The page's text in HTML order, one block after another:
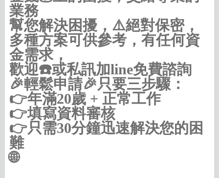
業務
幫您解決困擾，⚠️絕對保密，
多種方案可供參考，有任何資
金需求，
歡迎☎️或私訊加line免費諮詢
🎉輕鬆申請🎉只要三步驟：
👉年滿20歲 + 正常工作
👉填寫資料審核
👉只需30分鐘迅速解決您的困
難
🌐